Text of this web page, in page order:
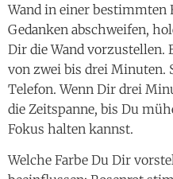
Wand in einer bestimmten
Gedanken abschweifen,
Dir die Wand vorzustellen.
von zwei bis drei Minuten.
Telefon. Wenn Dir drei
die Zeitspanne, bis Du
Fokus halten kannst.
Welche Farbe Du Dir